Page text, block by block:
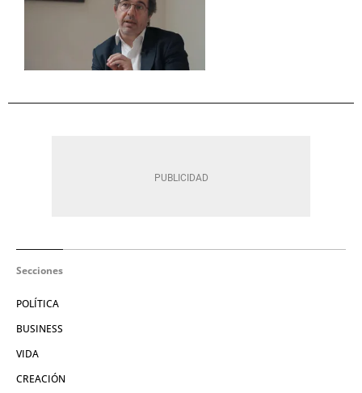
Secciones
POLÍTICA
BUSINESS
VIDA
CREACIÓN